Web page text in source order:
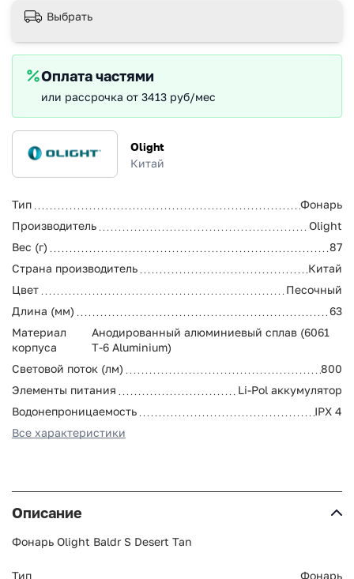
Olight
Китай
Тип
Фонарь
Производитель
Olight
Вес (г)
87
Страна производитель
Китай
Цвет
Песочный
Длина (мм)
63
Материал
корпуса
Анодированный алюминиевый сплав (6061
T-6 Aluminium)
Световой поток (лм)
800
Элементы питания
Li-Pol аккумулятор
Водонепроницаемость
IPX 4
Все характеристики
Выбрать
Оплата частями
или рассрочка от 3413 руб/мес
Описание
Фонарь Olight Baldr S Desert Tan
Тип Фонарь